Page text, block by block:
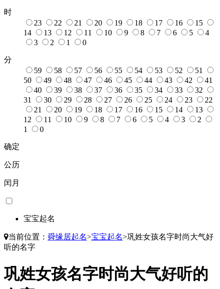
时
23
22 21 20 19 18 17 16
15
14
13 12 11 10 9 8 7 6 5
4
3
2 1 0
分
59
58 57 56 55 54 53 52
51
50
49 48 47 46 45 44 43 42
41
40
39 38 37 36 35 34 33
32
31
30 29 28 27 26 25 24 23
22
21
20 19 18 17 16 15 14
13
12
11 10 9 8 7 6 5 4 3
2
1
0
确定
公历
闰月
宝宝起名
当前位置： 舜缘居起名>宝宝起名>巩姓女孩名字时尚大气好
听的名字
巩姓女孩名字时尚大气好听的